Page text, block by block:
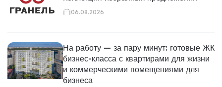
06.08.2026
На работу — за пару минут: готовые ЖК
бизнес-класса с квартирами для жизни
и коммерческими помещениями для
бизнеса